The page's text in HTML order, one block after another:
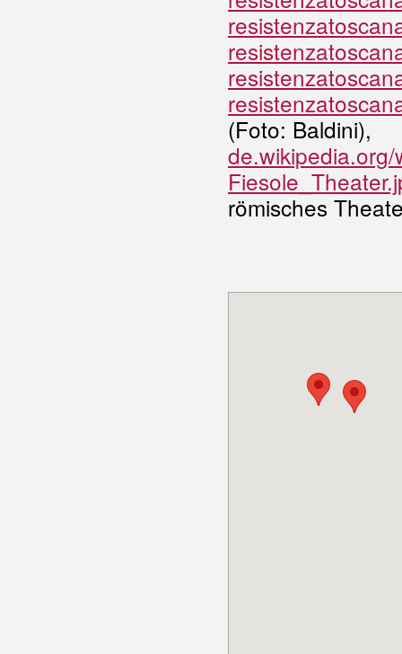
(Foto: Baldini),
römisches